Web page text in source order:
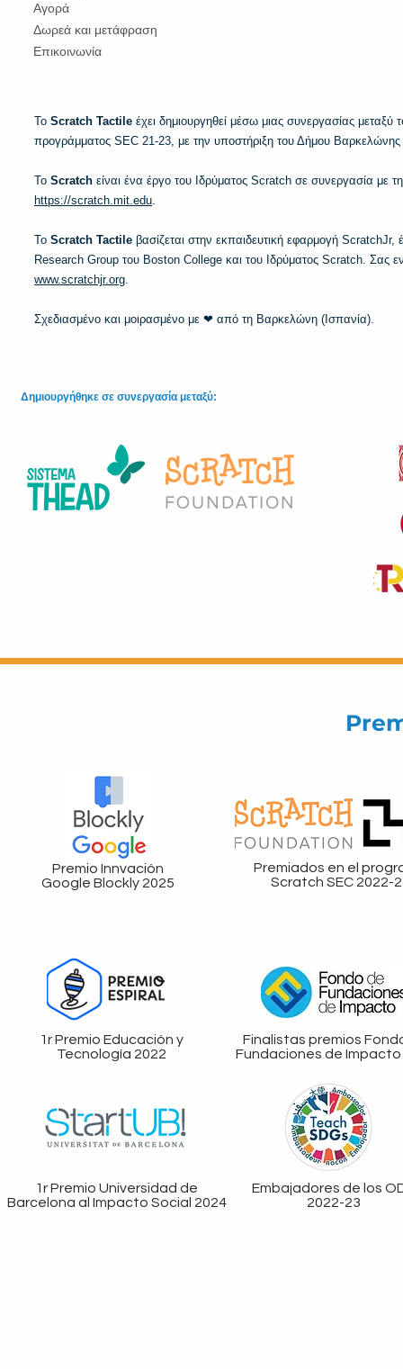
Αγορά
Δωρεά και μετάφραση
Επικοινωνία
Το Scratch Tactile έχει δημιουργηθεί μέσω μιας συνεργασίας
προγράμματος SEC 21-23, με την υποστήριξη του Δήμου
Το Scratch είναι ένα έργο του Ιδρύματος Scratch σε συνεργασία με
https://scratch.mit.edu.
Το Scratch Tactile βασίζεται στην εκπαιδευτική εφαρμογή
Research Group του Boston College και του Ιδρύματος Scratch. Σας
www.scratchjr.org.
Σχεδιασμένο και μοιρασμένο με ❤ από τη Βαρκελώνη (Ισπανία).
Δημιουργήθηκε σε συνεργασία μεταξύ:
Premio Innvación
Google Blockly 2025
Premiados en el
Scratch SEC 2022-
1r Premio Educación y
Tecnología 2022
1r Premio Universidad de
Barcelona al Impacto Social 2024
Finalistas premios
Fundaciones de Impacto
Embajadores de los
2022-23